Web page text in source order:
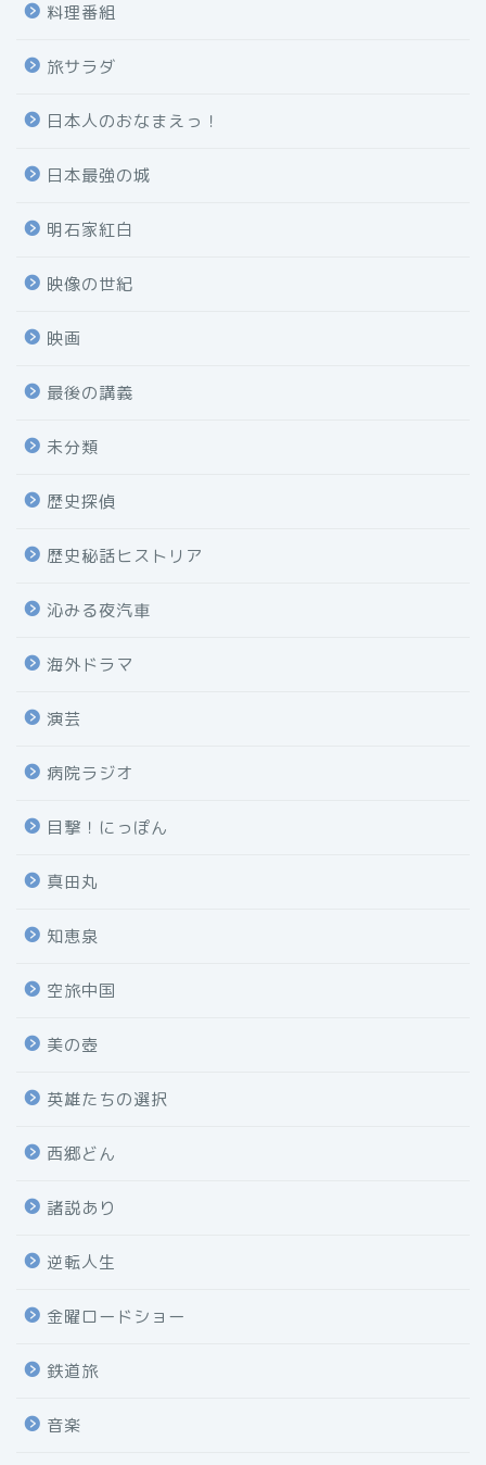
料理番組
旅サラダ
日本人のおなまえっ！
日本最強の城
明石家紅白
映像の世紀
映画
最後の講義
未分類
歴史探偵
歴史秘話ヒストリア
沁みる夜汽車
海外ドラマ
演芸
病院ラジオ
目撃！にっぽん
真田丸
知恵泉
空旅中国
美の壺
英雄たちの選択
西郷どん
諸説あり
逆転人生
金曜ロードショー
鉄道旅
音楽